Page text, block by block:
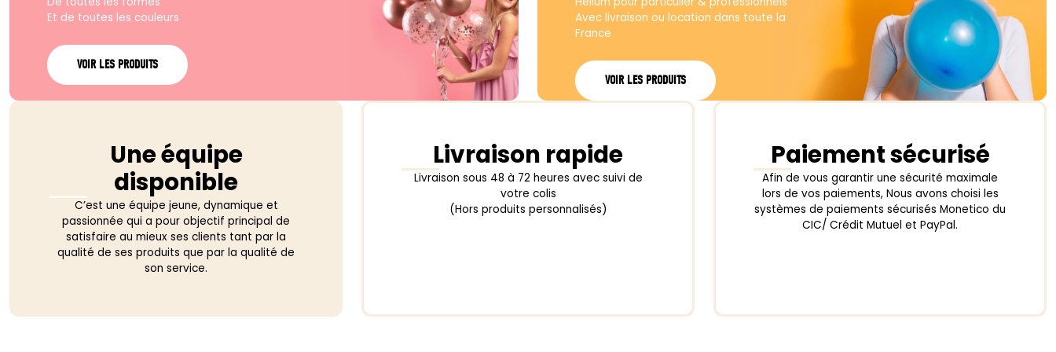
Et de toutes les couleurs
VOIR LES PRODUITS
Avec livraison ou location dans toute la
France
VOIR LES PRODUITS
Une équipe
disponible
C’est une équipe jeune, dynamique et
passionnée qui a pour objectif principal de
satisfaire au mieux ses clients tant par la
qualité de ses produits que par la qualité de
son service.
Livraison rapide
Livraison sous 48 à 72 heures avec suivi de
votre colis
(Hors produits personnalisés)
Paiement sécurisé
Afin de vous garantir une sécurité maximale
lors de vos paiements, Nous avons choisi les
systèmes de paiements sécurisés Monetico du
CIC/ Crédit Mutuel et PayPal.